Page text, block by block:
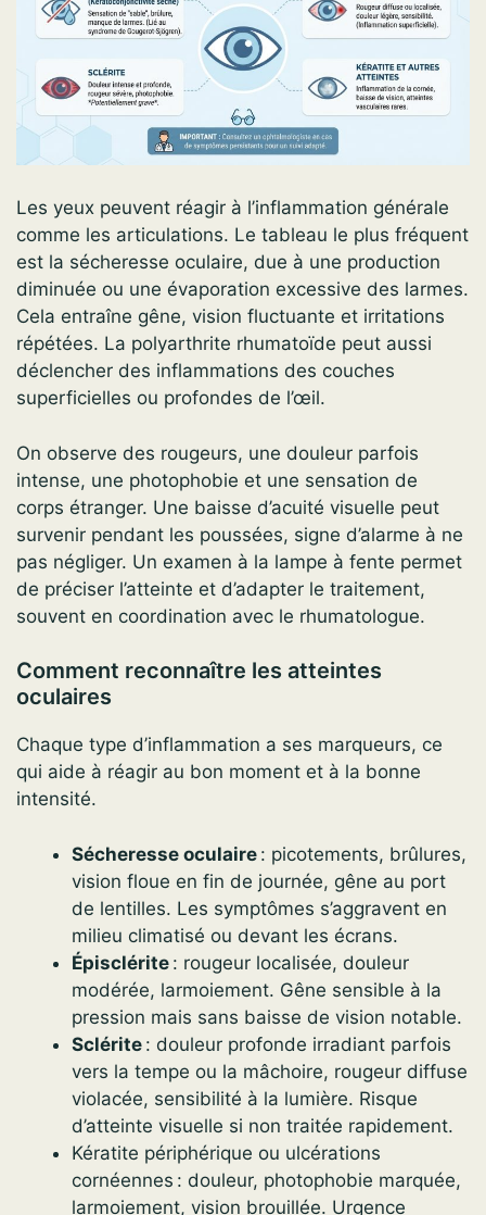
Les yeux peuvent réagir à l’inflammation générale
comme les articulations. Le tableau le plus fréquent
est la sécheresse oculaire, due à une production
diminuée ou une évaporation excessive des larmes.
Cela entraîne gêne, vision fluctuante et irritations
répétées. La polyarthrite rhumatoïde peut aussi
déclencher des inflammations des couches
superficielles ou profondes de l’œil.
On observe des rougeurs, une douleur parfois
intense, une photophobie et une sensation de
corps étranger. Une baisse d’acuité visuelle peut
survenir pendant les poussées, signe d’alarme à ne
pas négliger. Un examen à la lampe à fente permet
de préciser l’atteinte et d’adapter le traitement,
souvent en coordination avec le rhumatologue.
Comment reconnaître les atteintes
oculaires
Chaque type d’inflammation a ses marqueurs, ce
qui aide à réagir au bon moment et à la bonne
intensité.
Sécheresse oculaire : picotements, brûlures,
vision floue en fin de journée, gêne au port
de lentilles. Les symptômes s’aggravent en
milieu climatisé ou devant les écrans.
Épisclérite : rougeur localisée, douleur
modérée, larmoiement. Gêne sensible à la
pression mais sans baisse de vision notable.
Sclérite : douleur profonde irradiant parfois
vers la tempe ou la mâchoire, rougeur diffuse
violacée, sensibilité à la lumière. Risque
d’atteinte visuelle si non traitée rapidement.
Kératite périphérique ou ulcérations
cornéennes : douleur, photophobie marquée,
larmoiement, vision brouillée. Urgence